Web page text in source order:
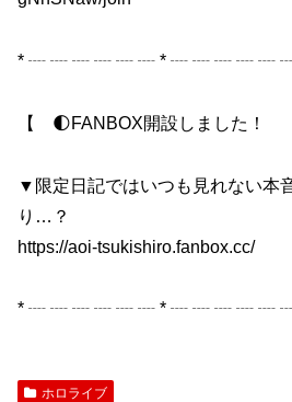
* ┈ ┈ ┈ ┈ ┈ ┈ * ┈ ┈ ┈ ┈ ┈
【 🌓FANBOX開設しました！
▼限定日記ではいつも見れない本
り…？
https://aoi-tsukishiro.fanbox.cc/
* ┈ ┈ ┈ ┈ ┈ ┈ * ┈ ┈ ┈ ┈ ┈
ホロライブ